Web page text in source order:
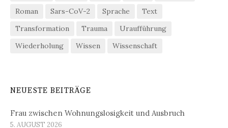
Roman
Sars-CoV-2 Sprache
Text
Transformation
Trauma
Uraufführung
Wiederholung
Wissen Wissenschaft
NEUESTE BEITRÄGE
Frau zwischen Wohnungslosigkeit und Ausbruch
5. AUGUST 2026